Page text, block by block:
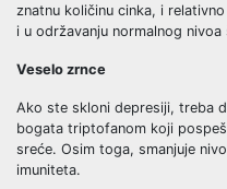
znatnu količinu cinka, i
i u održavanju normalnog nivoa
Veselo zrnce
Ako ste skloni depresiji, treba
bogata triptofanom koji
sreće. Osim toga, smanjuje
imuniteta.